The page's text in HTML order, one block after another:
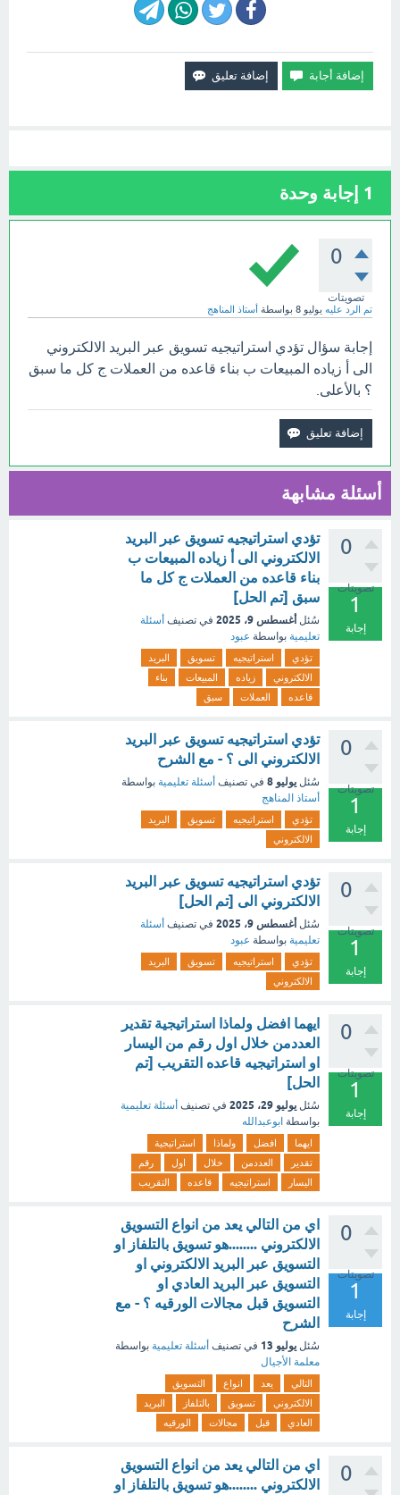
1 إجابة وحدة
0
تصويتات
تم الرد عليه يوليو 8 بواسطة أستاذ المناهج
إجابة سؤال تؤدي استراتيجيه تسويق عبر البريد الالكتروني
الى أ زياده المبيعات ب بناء قاعده من العملات ج كل ما سبق
؟ بالأعلى.
أسئلة مشابهة
0
تصويتات
1
إجابة
تؤدي استراتيجيه تسويق عبر البريد
الالكتروني الى أ زياده المبيعات ب
بناء قاعده من العملات ج كل ما
سبق [تم الحل]
سُئل أغسطس 9، 2025 في تصنيف أسئلة
تعليمية بواسطة عبود
تؤدي استراتيجيه تسويق
البريد
الالكتروني
زياده المبيعات
بناء
قاعده
العملات سبق
0
تصويتات
1
إجابة
تؤدي استراتيجيه تسويق عبر البريد
الالكتروني الى ؟ - مع الشرح
سُئل يوليو 8 في تصنيف أسئلة تعليمية بواسطة
أستاذ المناهج
تؤدي استراتيجيه تسويق
البريد
الالكتروني
0
تصويتات
1
إجابة
تؤدي استراتيجيه تسويق عبر البريد
الالكتروني الى [تم الحل]
سُئل أغسطس 9، 2025 في تصنيف أسئلة
تعليمية بواسطة عبود
تؤدي استراتيجيه تسويق
البريد
الالكتروني
0
تصويتات
1
إجابة
ايهما افضل ولماذا استراتيجية تقدير
العددمن خلال اول رقم من اليسار
او استراتيجيه قاعده التقريب [تم
الحل]
سُئل يوليو 29، 2025 في تصنيف أسئلة تعليمية
بواسطة ابوعبدالله
ايهما افضل ولماذا
استراتيجية
تقدير
العددمن خلال اول
رقم
اليسار
استراتيجيه قاعده التقريب
0
تصويتات
1
إجابة
اي من التالي يعد من انواع التسويق
الالكتروني ........هو تسويق بالتلفاز او
التسويق عبر البريد الالكتروني او
التسويق عبر البريد العادي او
التسويق قبل مجالات الورقيه ؟ - مع
الشرح
سُئل يوليو 13 في تصنيف أسئلة تعليمية بواسطة
معلمة الأجيال
التالي يعد انواع
التسويق
الالكتروني
تسويق بالتلفاز
البريد
العادي
قبل مجالات الورقيه
0
اي من التالي يعد من انواع التسويق
الالكتروني ........هو تسويق بالتلفاز او